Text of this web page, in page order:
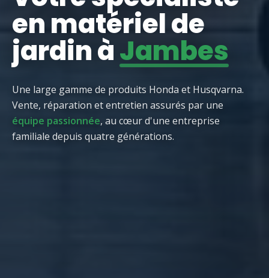
en matériel de
jardin àJambes
Une large gamme de produits Honda et Husqvarna.
Vente, réparation et entretien assurés par une
équipe passionnée, au cœur d'une entreprise
familiale depuis quatre générations.